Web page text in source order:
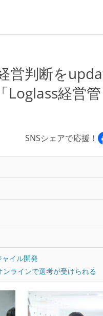
営判断を
Loglass経営管
SNSシェアで応援！
ャイル開発
ンラインで選考が受けられる